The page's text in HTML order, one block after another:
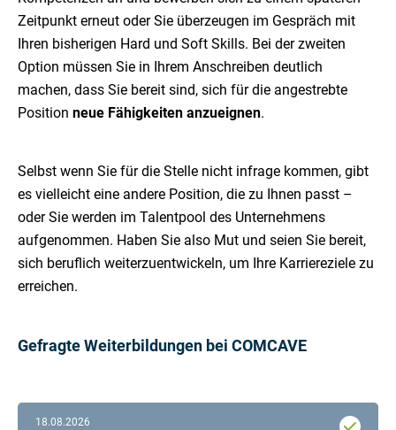
Zeitpunkt erneut oder Sie überzeugen im Gespräch mit
Ihren bisherigen Hard und Soft Skills. Bei der zweiten
Option müssen Sie in Ihrem Anschreiben deutlich
machen, dass Sie bereit sind, sich für die angestrebte
Position neue Fähigkeiten anzueignen.
Selbst wenn Sie für die Stelle nicht infrage kommen, gibt
es vielleicht eine andere Position, die zu Ihnen passt –
oder Sie werden im Talentpool des Unternehmens
aufgenommen. Haben Sie also Mut und seien Sie bereit,
sich beruflich weiterzuentwickeln, um Ihre Karriereziele zu
erreichen.
Gefragte Weiterbildungen bei COMCAVE
18.08.2026